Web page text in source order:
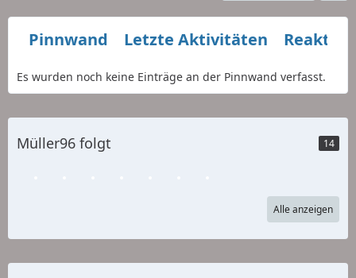
Pinnwand Letzte Aktivitäten
Es wurden noch keine Einträge an der Pinnwand verfasst.
Müller96 folgt 14
Alle anzeigen